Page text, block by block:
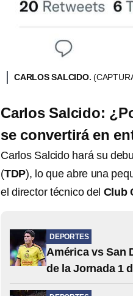
CARLOS SALCIDO.
Carlos Salcido:
se convertirá en
Carlos Salcido hará su
(TDP), lo que abre una
el director técnico del Club
DEPORTES
América vs San
de la Jornada 1